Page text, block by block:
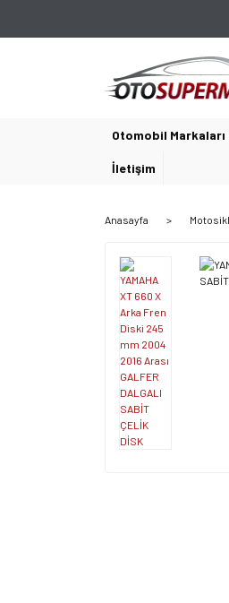
Otomobil Markaları
İletişim
Anasayfa